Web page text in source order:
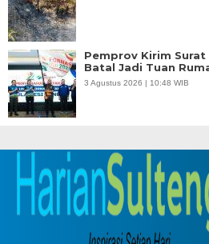
Pemprov Kirim
Batal Jadi Tuan
3 Agustus 2026 | 10:48 WIB